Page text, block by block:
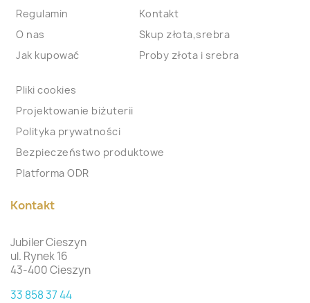
Regulamin
O nas
Jak kupować
Kontakt
Skup złota,srebra
Proby złota i srebra
Pliki cookies
Projektowanie biżuterii
Polityka prywatności
Bezpieczeństwo produktowe
Platforma ODR
Kontakt
Jubiler Cieszyn
ul. Rynek 16
43-400 Cieszyn
33 858 37 44